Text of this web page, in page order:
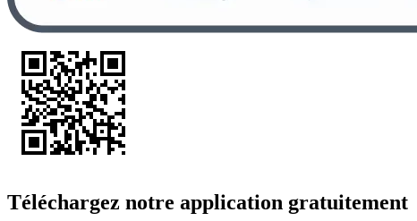
Téléchargez notre application gratuitement